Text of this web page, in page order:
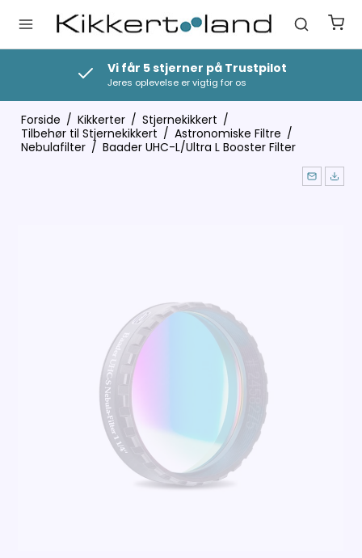
Vi får 5 stjerner på Trustpilot
Jeres oplevelse er vigtig for os
Forside / Kikkerter / Stjernekikkert /
Tilbehør til Stjernekikkert / Astronomiske Filtre /
Nebulafilter / Baader UHC-L/Ultra L Booster Filter